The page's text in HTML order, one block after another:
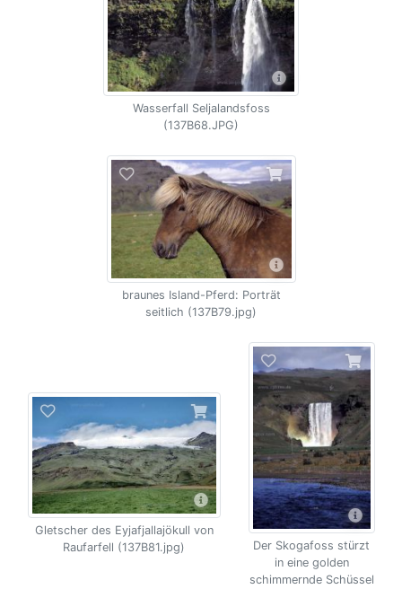
Wasserfall Seljalandsfoss
(137B68.JPG)
braunes Island-Pferd: Porträt
seitlich (137B79.jpg)
Gletscher des Eyjafjallajökull von
Raufarfell (137B81.jpg)
Der Skogafoss stürzt
in eine golden
schimmernde Schüssel